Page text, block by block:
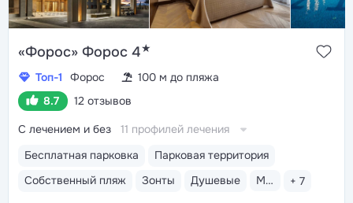
«Форос» Форос 4★
Топ-1 Форос
100 м до пляжа
8.7
12 отзывов
Бесплатная парковка
Парковая территория
Собственный пляж
Зонты Душевые Медицинский пост + 7
С лечением и без 11 профилей лечения